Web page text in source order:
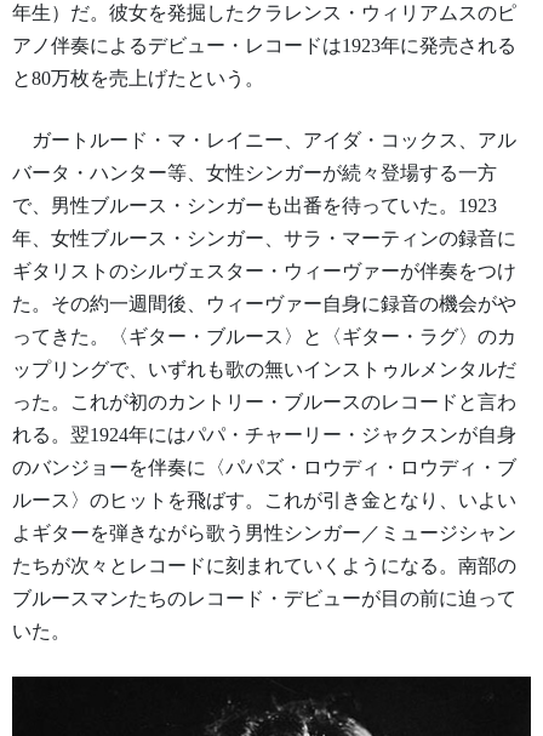
年生）だ。彼女を発掘したクラレンス・ウィリアムスのピ
アノ伴奏によるデビュー・レコードは1923年に発売される
と80万枚を売上げたという。
ガートルード・マ・レイニー、アイダ・コックス、アル
バータ・ハンター等、女性シンガーが続々登場する一方
で、男性ブルース・シンガーも出番を待っていた。1923
年、女性ブルース・シンガー、サラ・マーティンの録音に
ギタリストのシルヴェスター・ウィーヴァーが伴奏をつけ
た。その約一週間後、ウィーヴァー自身に録音の機会がや
ってきた。〈ギター・ブルース〉と〈ギター・ラグ〉のカ
ップリングで、いずれも歌の無いインストゥルメンタルだ
った。これが初のカントリー・ブルースのレコードと言わ
れる。翌1924年にはパパ・チャーリー・ジャクスンが自身
のバンジョーを伴奏に〈パパズ・ロウディ・ロウディ・ブ
ルース〉のヒットを飛ばす。これが引き金となり、いよい
よギターを弾きながら歌う男性シンガー／ミュージシャン
たちが次々とレコードに刻まれていくようになる。南部の
ブルースマンたちのレコード・デビューが目の前に迫って
いた。